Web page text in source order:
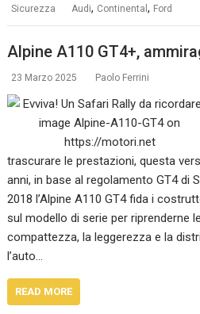
Sicurezza Audi, Continental, Ford
Alpine A110 GT4+,
23 Marzo 2025 Paolo Ferrini
trascurare le prestazioni, questa
anni, in base al regolamento GT4 di
2018 l’Alpine A110 GT4 fida i
sul modello di serie per riprenderne
compattezza, la leggerezza e la
l’auto…
READ MORE